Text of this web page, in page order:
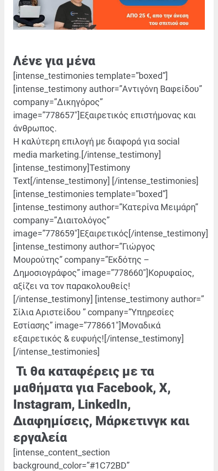
Λένε για μένα
[intense_testimonies template=”boxed”]
[intense_testimony author=”Αντιγόνη Βαφείδου”
company=”Δικηγόρος”
image=”778657″]Εξαιρετικός επιστήμονας και
άνθρωπος.
Η καλύτερη επιλογή με διαφορά για social
media marketing.[/intense_testimony]
[intense_testimony]Testimony
Text[/intense_testimony] [/intense_testimonies]
[intense_testimonies template=”boxed”]
[intense_testimony author=”Κατερίνα Μειμάρη”
company=”Διαιτολόγος”
image=”778659″]Εξαιρετικός[/intense_testimony]
[intense_testimony author=”Γιώργος
Μουρούτης” company=”Εκδότης –
Δημοσιογράφος” image=”778660″]Κορυφαίος,
αξίζει να τον παρακολουθείς!
[/intense_testimony] [intense_testimony author=”
Σίλια Αριστείδου ” company=”Υπηρεσίες
Εστίασης” image=”778661″]Μοναδικά
εξαιρετικός & ευφυής![/intense_testimony]
[/intense_testimonies]
Τι θα καταφέρεις με τα
μαθήματα για Facebook, X,
Instagram, LinkedIn,
Διαφημίσεις, Mάρκετινγκ και
εργαλεία
[intense_content_section
background_color=”#1C72BD”